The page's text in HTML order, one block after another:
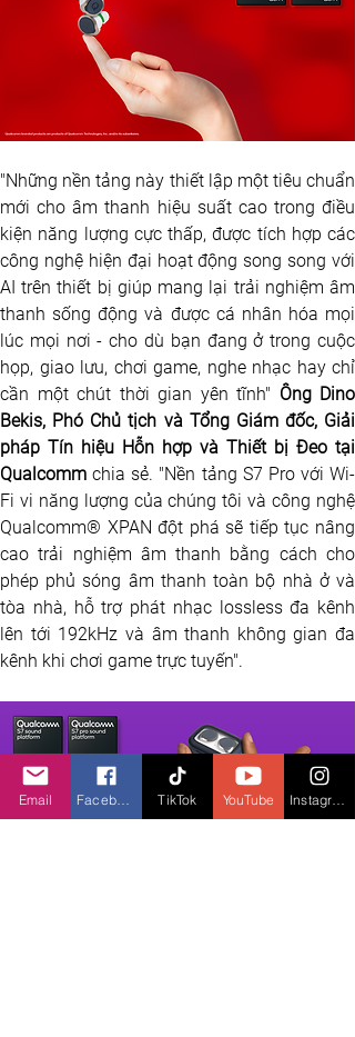
"Những nền tảng này thiết lập một tiêu chuẩn
mới cho âm thanh hiệu suất cao trong điều
kiện năng lượng cực thấp, được tích hợp các
công nghệ hiện đại hoạt động song song với
AI trên thiết bị giúp mang lại trải nghiệm âm
thanh sống động và được cá nhân hóa mọi
lúc mọi nơi - cho dù bạn đang ở trong cuộc
họp, giao lưu, chơi game, nghe nhạc hay chỉ
cần một chút thời gian yên tĩnh" Ông Dino
Bekis, Phó Chủ tịch và Tổng Giám đốc, Giải
pháp Tín hiệu Hỗn hợp và Thiết bị Đeo tại
Qualcomm chia sẻ. "Nền tảng S7 Pro với Wi-
Fi vi năng lượng của chúng tôi và công nghệ
Qualcomm® XPAN đột phá sẽ tiếp tục nâng
cao trải nghiệm âm thanh bằng cách cho
phép phủ sóng âm thanh toàn bộ nhà ở và
tòa nhà, hỗ trợ phát nhạc lossless đa kênh
lên tới 192kHz và âm thanh không gian đa
kênh khi chơi game trực tuyến".
Email TikTok YouTube